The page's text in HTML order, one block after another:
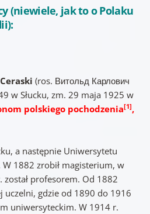
(niewiele, jak to o Polaku
(ros. Витольд Карлович
w Słucku, zm. 29 maja 1925 w
polskiego pochodzenia[1],
a następnie Uniwersytetu
1882 zrobił magisterium, w
profesorem. Od 1882
uczelni, gdzie od 1890 do 1916
uniwersyteckim. W 1914 r.